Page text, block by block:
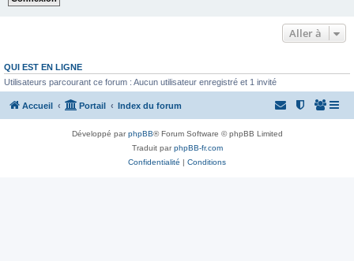
Aller à
QUI EST EN LIGNE
Utilisateurs parcourant ce forum : Aucun utilisateur enregistré et 1 invité
Accueil Portail Index du forum
Développé parphpBB® Forum Software © phpBB Limited
Traduit parphpBB-fr.com
Confidentialité | Conditions